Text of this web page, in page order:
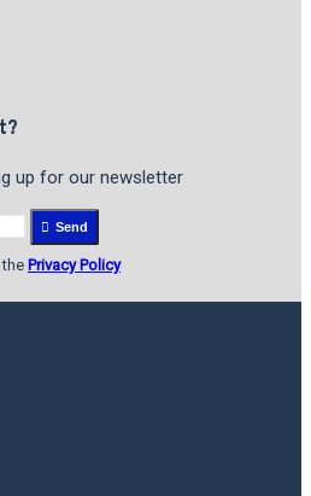
up for our newsletter
Send
Privacy Policy